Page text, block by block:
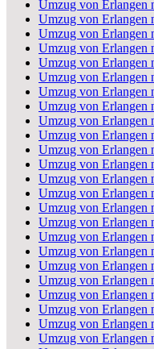
Umzug von Erlangen
Umzug von Erlangen
Umzug von Erlangen
Umzug von Erlangen
Umzug von Erlangen
Umzug von Erlangen
Umzug von Erlangen
Umzug von Erlangen
Umzug von Erlangen
Umzug von Erlangen
Umzug von Erlangen
Umzug von Erlangen
Umzug von Erlangen
Umzug von Erlangen
Umzug von Erlangen
Umzug von Erlangen
Umzug von Erlangen
Umzug von Erlangen
Umzug von Erlangen
Umzug von Erlangen
Umzug von Erlangen
Umzug von Erlangen
Umzug von Erlangen
Umzug von Erlangen